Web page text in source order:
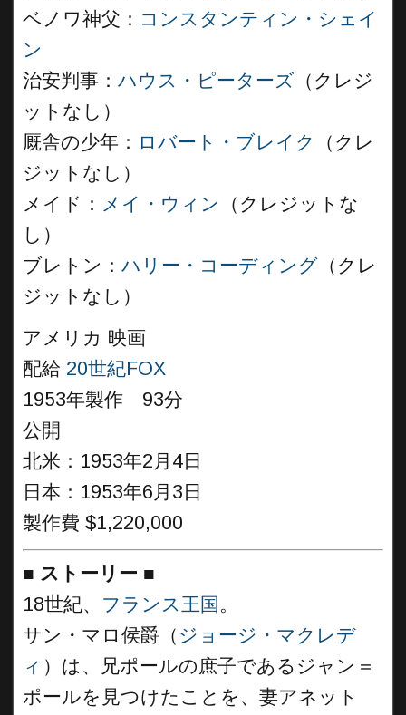
ベノワ神父： コンスタンティン・シェイ
ン
治安判事： ハウス・ピーターズ （クレジ
ットなし）
厩舎の少年： ロバート・ブレイク
（クレ
ジットなし）
メイド： メイ・ウィン
（クレジットな
し）
ブレトン： ハリー・コーディング （クレ
ジットなし）
アメリカ 映画
配給 20世紀FOX
1953年製作 93分
公開
北米：1953年2月4日
日本：1953年6月3日
製作費 $1,220,000
■ ストーリー ■
18世紀、 フランス王国 。
サン・マロ侯爵（ ジョージ・マクレデ
ィ ）は、兄ポールの庶子であるジャン＝
ポールを見つけたことを、妻アネット